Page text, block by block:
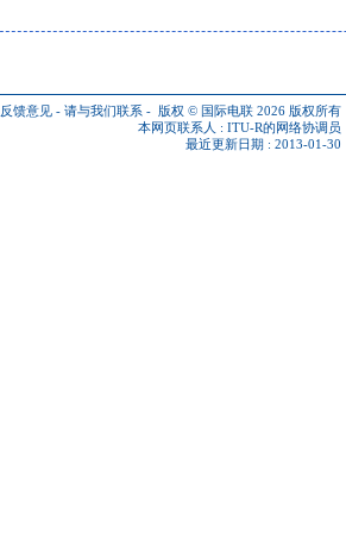
反馈意见 - 请与我们联系 - 版权 © 国际电联 2026 版权所有
本网页联系人 : ITU-R的网络协调员
最近更新日期 : 2013-01-30